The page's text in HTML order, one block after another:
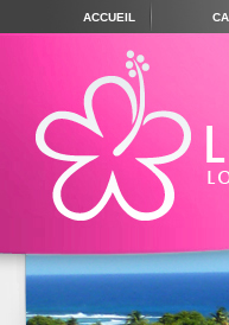
ACCUEIL